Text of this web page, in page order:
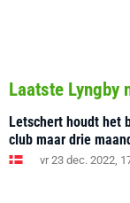
Laatste Lyngby
Letschert houdt het
club maar drie
vr 23 dec. 2022,